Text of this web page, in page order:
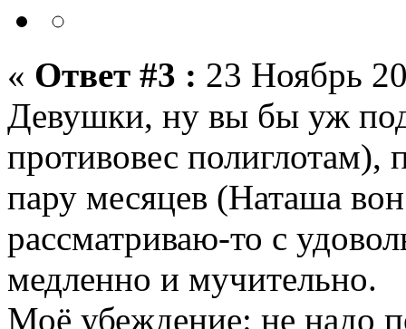
« Ответ #3 : 23 Ноябрь
Девушки, ну вы бы уж
противовес полиглотам),
пару месяцев (Наташа
рассматриваю-то с
медленно и мучительно.
Моё убеждение: не надо